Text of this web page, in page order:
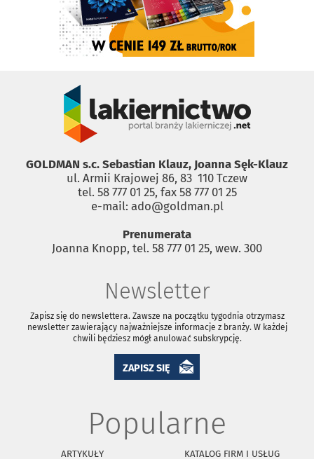
GOLDMAN s.c. Sebastian Klauz, Joanna Sęk-Klauz
ul. Armii Krajowej 86, 83 ­ 110 Tczew
tel. 58 777 01 25, fax 58 777 01 25
e-mail: ado@goldman.pl
Prenumerata
Joanna Knopp, tel. 58 777 01 25, wew. 300
Newsletter
Zapisz się do newslettera. Zawsze na początku tygodnia otrzymasz
newsletter zawierający najważniejsze informacje z branży. W każdej
chwili będziesz mógł anulować subskrypcję.
ZAPISZ SIĘ
Popularne
ARTYKUŁY
KATALOG FIRM I USŁUG